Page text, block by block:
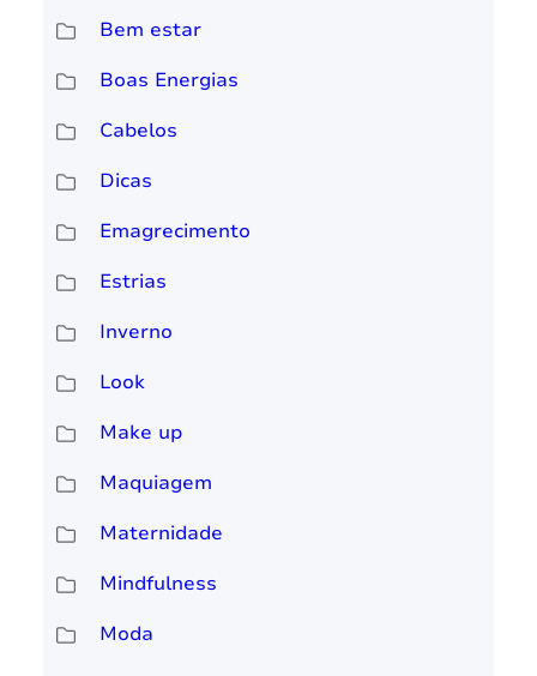
Bem estar
Boas Energias
Cabelos
Dicas
Emagrecimento
Estrias
Inverno
Look
Make up
Maquiagem
Maternidade
Mindfulness
Moda